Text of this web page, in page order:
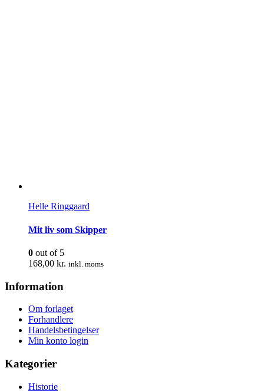
Helle Ringgaard
Mit liv som Skipper
0 out of 5
168,00 kr. inkl. moms
Information
Om forlaget
Forhandlere
Handelsbetingelser
Min konto login
Kategorier
Historie